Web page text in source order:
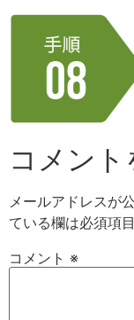
コメント
メールアドレスが
ている欄は必須項
コメント ※